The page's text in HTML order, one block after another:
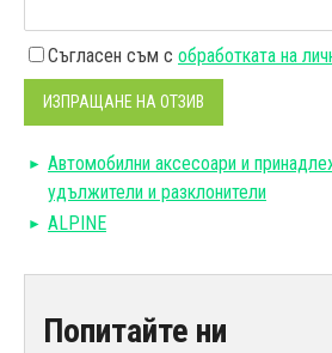
Съгласен съм с обработката на
ИЗПРАЩАНЕ НА ОТЗИВ
Автомобилни аксесоари и
удължители и разклонители
ALPINE
Попитайте ни